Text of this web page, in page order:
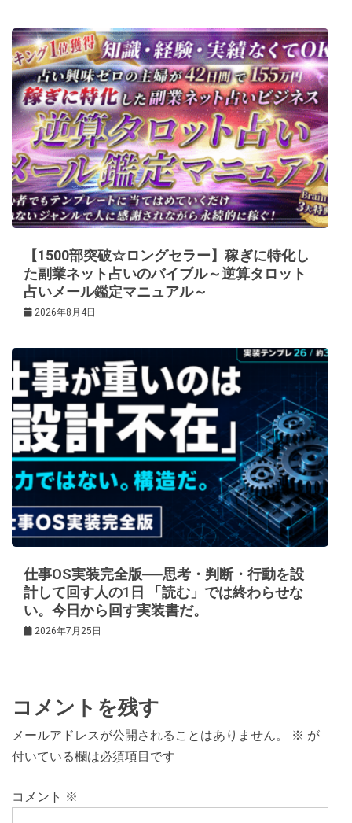
【1500部突破☆ロングセラー】稼ぎに特化し
た副業ネット占いのバイブル～逆算タロット
占いメール鑑定マニュアル～
2026年8月4日
仕事OS実装完全版──思考・判断・行動を設
計して回す人の1日 「読む」では終わらせな
い。今日から回す実装書だ。
2026年7月25日
コメントを残す
メールアドレスが公開されることはありません。 ※ が
付いている欄は必須項目です
コメント ※